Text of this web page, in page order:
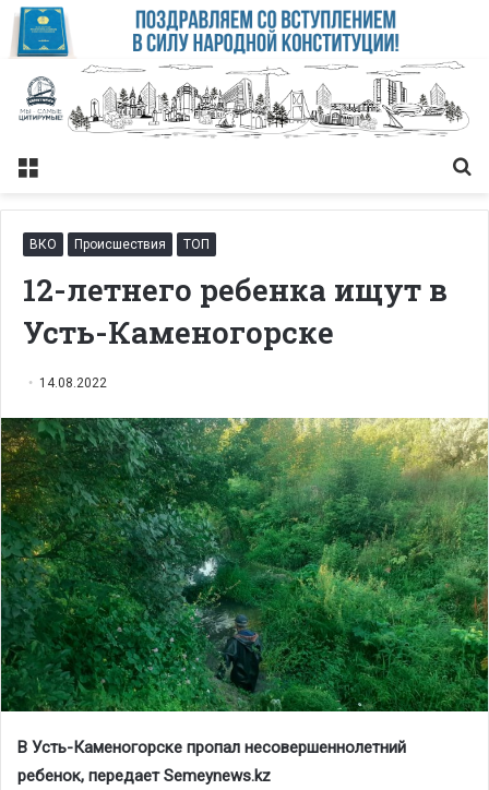
Меню
ВКО Происшествия ТОП
12-летнего ребенка ищут в
Усть-Каменогорске
14.08.2022
В Усть-Каменогорске пропал несовершеннолетний
ребенок, передает Semeynews.kz